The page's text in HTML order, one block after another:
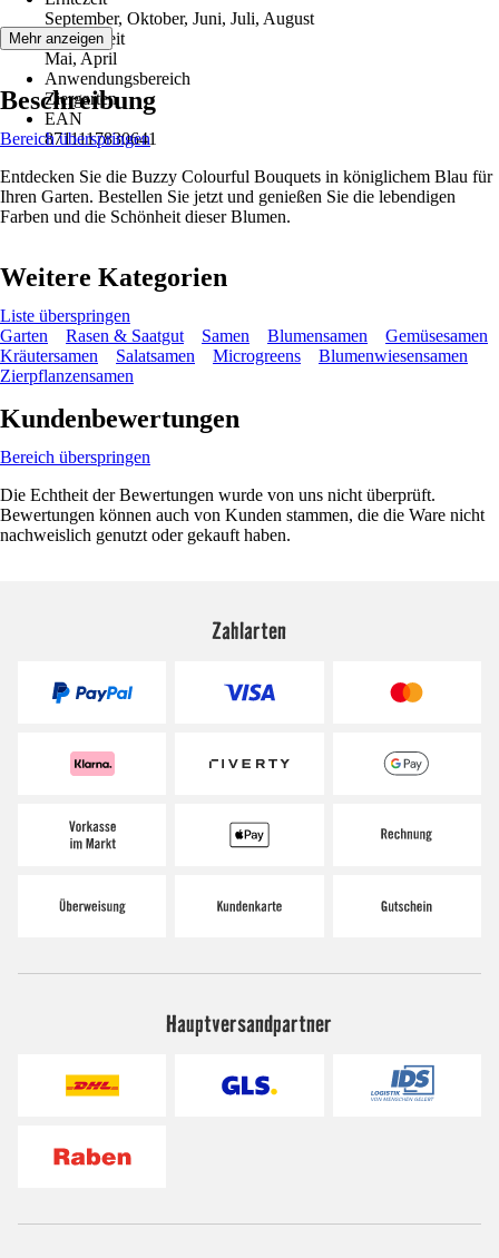
September, Oktober, Juni, Juli, August
Aussaatzeit
Mai, April
Anwendungsbereich
Ziergarten
EAN
8711117830641
Mehr anzeigen
Beschreibung
Bereich überspringen
Entdecken Sie die Buzzy Colourful Bouquets in königlichem Blau für
Ihren Garten. Bestellen Sie jetzt und genießen Sie die lebendigen
Farben und die Schönheit dieser Blumen.
Weitere Kategorien
Liste überspringen
Garten
Rasen & Saatgut Samen Blumensamen
Gemüsesamen
Kräutersamen
Salatsamen Microgreens
Blumenwiesensamen
Zierpflanzensamen
Kundenbewertungen
Bereich überspringen
Die Echtheit der Bewertungen wurde von uns nicht überprüft.
Bewertungen können auch von Kunden stammen, die die Ware nicht
nachweislich genutzt oder gekauft haben.
Zahlarten
Hauptversandpartner